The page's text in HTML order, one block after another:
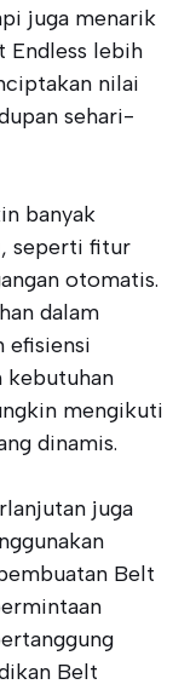
juga menarik
Endless lebih
nilai
sehari-
banyak
seperti fitur
otomatis.
dalam
efisiensi
kebutuhan
mengikuti
dinamis.
juga
Belt
Belt